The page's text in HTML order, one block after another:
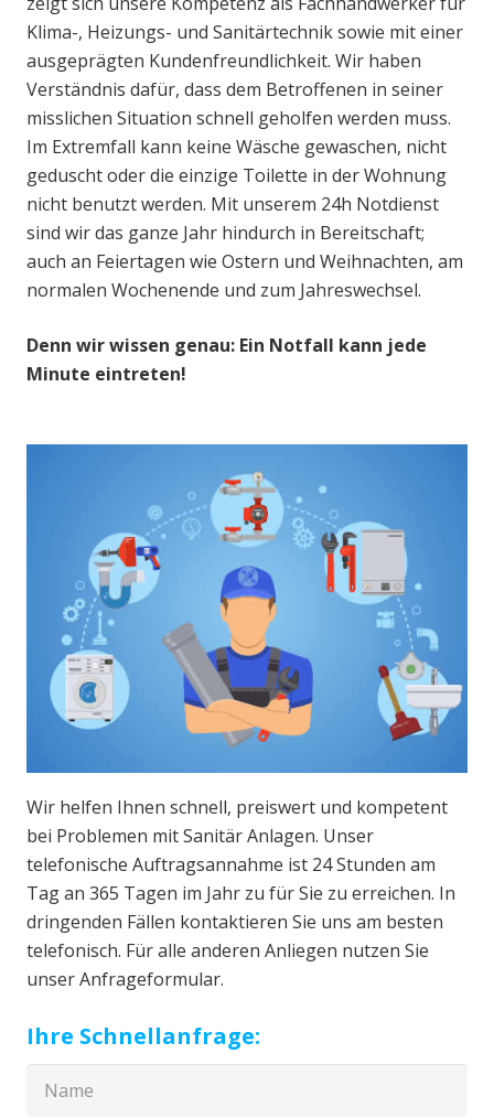
Klima-, Heizungs- und Sanitärtechnik sowie mit einer
ausgeprägten Kundenfreundlichkeit. Wir haben
Verständnis dafür, dass dem Betroffenen in seiner
misslichen Situation schnell geholfen werden muss.
Im Extremfall kann keine Wäsche gewaschen, nicht
geduscht oder die einzige Toilette in der Wohnung
nicht benutzt werden. Mit unserem 24h Notdienst
sind wir das ganze Jahr hindurch in Bereitschaft;
auch an Feiertagen wie Ostern und Weihnachten, am
normalen Wochenende und zum Jahreswechsel.
Denn wir wissen genau: Ein Notfall kann jede
Minute eintreten!
Wir helfen Ihnen schnell, preiswert und kompetent
bei Problemen mit Sanitär Anlagen. Unser
telefonische Auftragsannahme ist 24 Stunden am
Tag an 365 Tagen im Jahr zu für Sie zu erreichen. In
dringenden Fällen kontaktieren Sie uns am besten
telefonisch. Für alle anderen Anliegen nutzen Sie
unser Anfrageformular.
Ihre Schnellanfrage: